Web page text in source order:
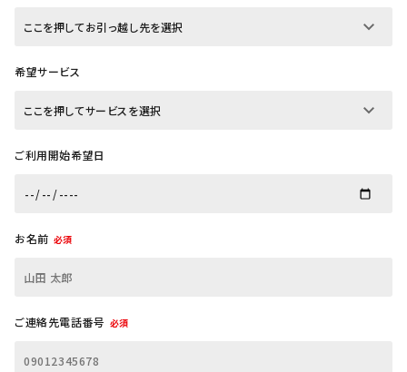
希望サービス
ご利用開始希望日
お名前 必須
ご連絡先電話番号 必須